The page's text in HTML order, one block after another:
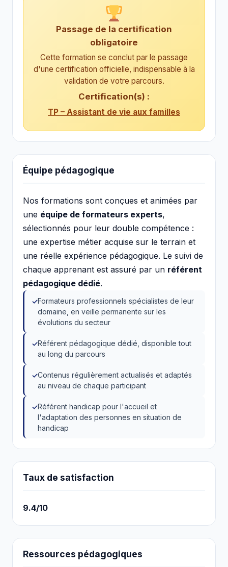
Passage de la certification
obligatoire
Cette formation se conclut par le passage
d'une certification officielle, indispensable à la
validation de votre parcours.
Certification(s) :
TP – Assistant de vie aux familles
Équipe pédagogique
Nos formations sont conçues et animées par
une équipe de formateurs experts,
sélectionnés pour leur double compétence :
une expertise métier acquise sur le terrain et
une réelle expérience pédagogique. Le suivi de
chaque apprenant est assuré par un référent
pédagogique dédié.
Formateurs professionnels spécialistes de leur
domaine, en veille permanente sur les
évolutions du secteur
Référent pédagogique dédié, disponible tout
au long du parcours
Contenus régulièrement actualisés et adaptés
au niveau de chaque participant
Référent handicap pour l'accueil et
l'adaptation des personnes en situation de
handicap
Taux de satisfaction
9.4/10
Ressources pédagogiques